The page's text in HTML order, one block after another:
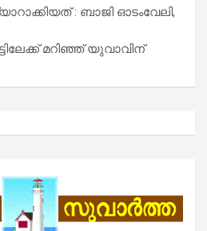
: ബാജി ഓടംവേലി,
മറിഞ്ഞ് യുവാവിന്